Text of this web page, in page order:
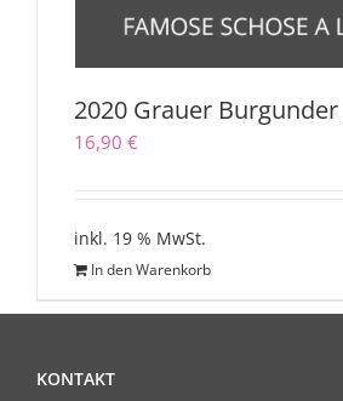
2020 Grauer Burgunder
16,90 €
inkl. 19 % MwSt.
In den Warenkorb
KONTAKT